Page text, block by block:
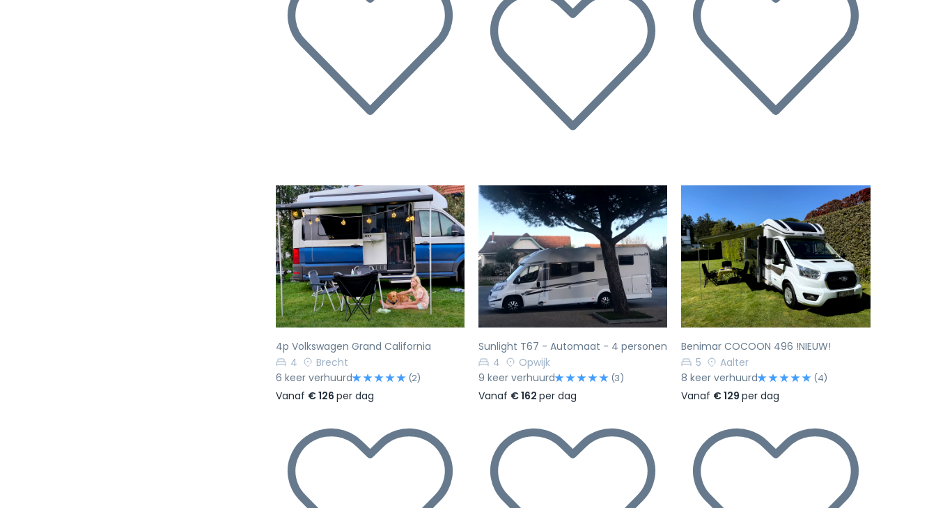
Vorige Volgende
4p Volkswagen Grand California
4
Brecht
6 keer verhuurd
(2)
Vanaf € 126 per dag
Vorige Volgende
Sunlight T67 - Automaat - 4 personen
4
Opwijk
9 keer verhuurd
(3)
Vanaf € 162 per dag
Vorige Volgende
Benimar COCOON 496 !NIEUW!
5
Aalter
8 keer verhuurd
(4)
Vanaf € 129per dag